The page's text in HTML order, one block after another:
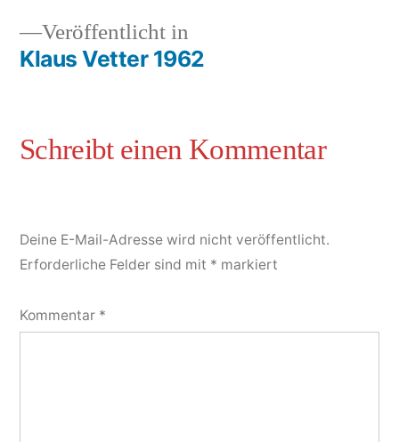
Veröffentlicht in
Klaus Vetter 1962
Deine E-Mail-Adresse wird nicht veröffentlicht.
Erforderliche Felder sind mit * markiert
Kommentar *